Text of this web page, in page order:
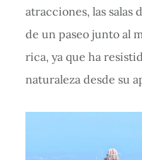
atracciones, las salas
de un paseo junto al
rica, ya que ha
naturaleza desde su